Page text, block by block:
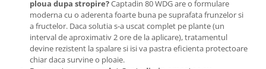
Fierastraie manuale
Fire motocoasa
Flexuri si Polizoare
ploua dupa stropire?Captadin 80 WDG are o formulare
moderna cu o aderenta foarte buna pe suprafata frunzelor si
a fructelor. Daca solutia s-a uscat complet pe plante (un
interval de aproximativ 2 ore de la aplicare), tratamentul
devine rezistent la spalare si isi va pastra eficienta protectoare
chiar daca survine o ploaie.